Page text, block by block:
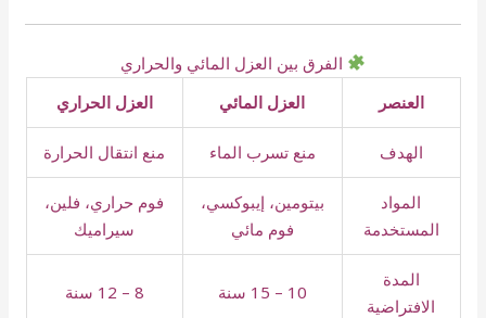
الفرق بين العزل المائي والحراري
العنصر
العزل المائي العزل الحراري
الهدف منع تسرب الماء منع انتقال الحرارة
المواد
المستخدمة
بيتومين، إيبوكسي،
فوم مائي
فوم حراري، فلين،
سيراميك
المدة
الافتراضية
10 – 15 سنة 8 – 12 سنة